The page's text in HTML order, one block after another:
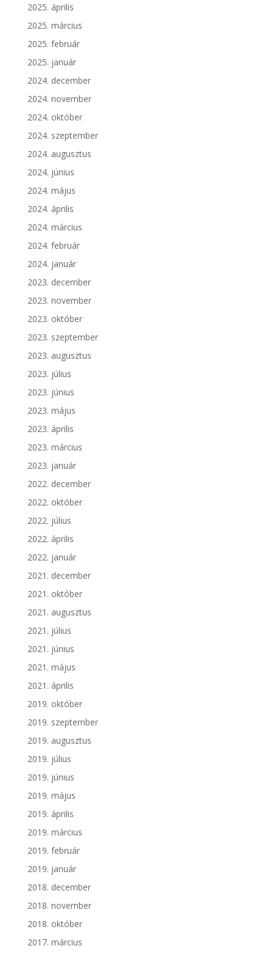
2025. április
2025. március
2025. február
2025. január
2024. december
2024. november
2024. október
2024. szeptember
2024. augusztus
2024. június
2024. május
2024. április
2024. március
2024. február
2024. január
2023. december
2023. november
2023. október
2023. szeptember
2023. augusztus
2023. július
2023. június
2023. május
2023. április
2023. március
2023. január
2022. december
2022. október
2022. július
2022. április
2022. január
2021. december
2021. október
2021. augusztus
2021. július
2021. június
2021. május
2021. április
2019. október
2019. szeptember
2019. augusztus
2019. július
2019. június
2019. május
2019. április
2019. március
2019. február
2019. január
2018. december
2018. november
2018. október
2017. március